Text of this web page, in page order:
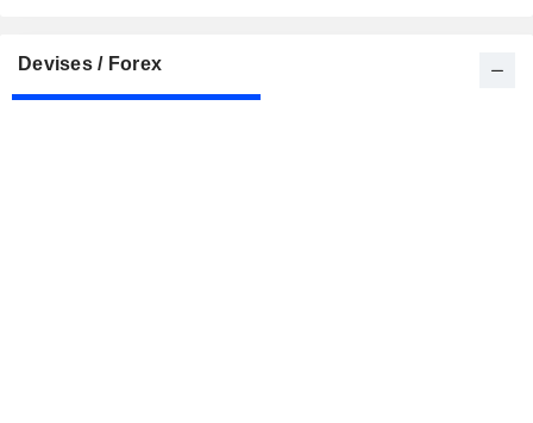
Devises / Forex